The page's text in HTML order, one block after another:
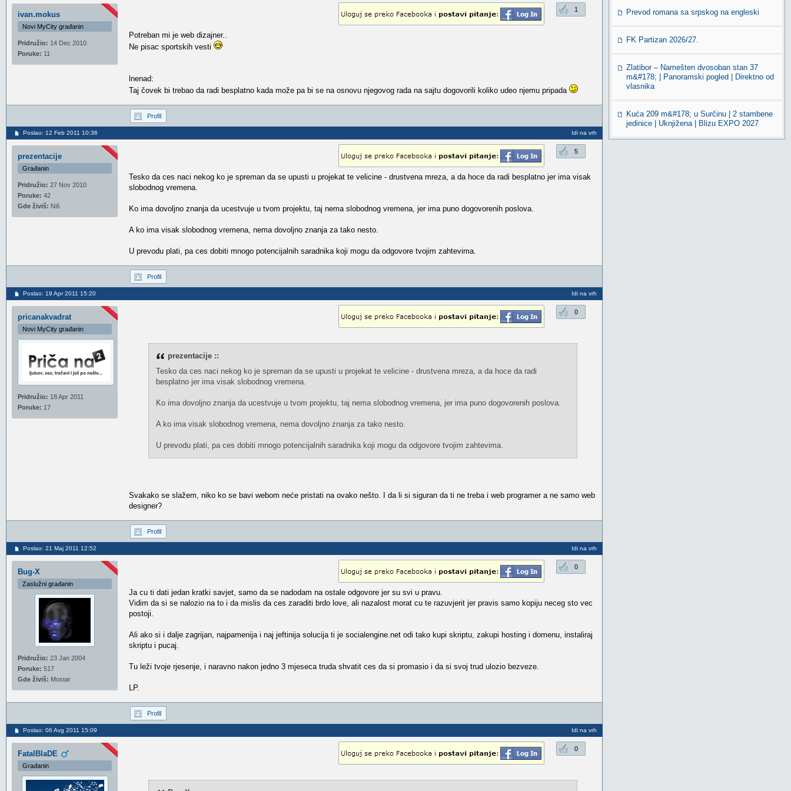
ivan.mokus
Novi MyCity građanin
Pridružio: 14 Dec 2010
Poruke: 11
1
Potreban mi je web dizajner..
Ne pisac sportskih vesti
lnenad:
Taj čovek bi trebao da radi besplatno kada može pa bi se na osnovu njegovog rada na sajtu dogovorili koliko udeo njemu pripada
Profil
Poslao: 12 Feb 2011 10:36 Idi na vrh
prezentacije
Građanin
Pridružio: 27 Nov 2010
Poruke: 42
Gde živiš: Niš
5
Tesko da ces naci nekog ko je spreman da se upusti u projekat te velicine - drustvena mreza, a da hoce da radi besplatno jer ima visak
slobodnog vremena.
Ko ima dovoljno znanja da ucestvuje u tvom projektu, taj nema slobodnog vremena, jer ima puno dogovorenih poslova.
A ko ima visak slobodnog vremena, nema dovoljno znanja za tako nesto.
U prevodu plati, pa ces dobiti mnogo potencijalnih saradnika koji mogu da odgovore tvojim zahtevima.
Profil
Poslao: 19 Apr 2011 15:20 Idi na vrh
pricanakvadrat
Novi MyCity građanin
Pridružio: 18 Apr 2011
Poruke: 17
0
prezentacije ::
Tesko da ces naci nekog ko je spreman da se upusti u projekat te velicine - drustvena mreza, a da hoce da radi
besplatno jer ima visak slobodnog vremena.
Ko ima dovoljno znanja da ucestvuje u tvom projektu, taj nema slobodnog vremena, jer ima puno dogovorenih poslova.
A ko ima visak slobodnog vremena, nema dovoljno znanja za tako nesto.
U prevodu plati, pa ces dobiti mnogo potencijalnih saradnika koji mogu da odgovore tvojim zahtevima.
Svakako se slažem, niko ko se bavi webom neće pristati na ovako nešto. I da li si siguran da ti ne treba i web programer a ne samo web
designer?
Profil
Poslao: 21 Maj 2011 12:52 Idi na vrh
Bug-X
Zaslužni građanin
Pridružio: 23 Jan 2004
Poruke: 517
Gde živiš: Mostar
0
Ja cu ti dati jedan kratki savjet, samo da se nadodam na ostale odgovore jer su svi u pravu.
Vidim da si se nalozio na to i da mislis da ces zaraditi brdo love, ali nazalost morat cu te razuvjerit jer pravis samo kopiju neceg sto vec
postoji.
Ali ako si i dalje zagrijan, najpamenija i naj jeftinija solucija ti je socialengine.net odi tako kupi skriptu, zakupi hosting i domenu, instaliraj
skriptu i pucaj.
Tu leži tvoje rjesenje, i naravno nakon jedno 3 mjeseca truda shvatit ces da si promasio i da si svoj trud ulozio bezveze.
LP.
Profil
Poslao: 06 Avg 2011 15:09 Idi na vrh
FatalBlaDE
Građanin
0
Prevod romana sa srpskog na engleski
FK Partizan 2026/27.
Zlatibor – Namešten dvosoban stan 37
m&#178; | Panoramski pogled | Direktno od
vlasnika
Kuća 209 m&#178; u Surčinu | 2 stambene
jedinice | Uknjižena | Blizu EXPO 2027